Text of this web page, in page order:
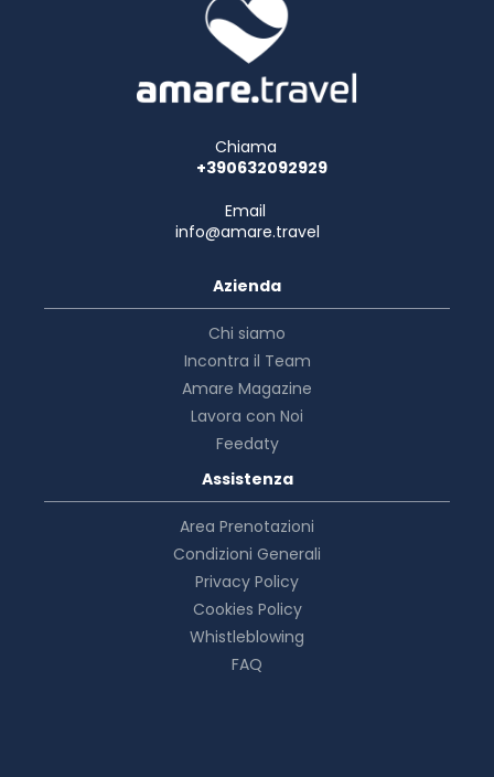
Chiama
+390632092929
Email
info@amare.travel
Azienda
Chi siamo
Incontra il Team
Amare Magazine
Lavora con Noi
Feedaty
Assistenza
Area Prenotazioni
Condizioni Generali
Privacy Policy
Cookies Policy
Whistleblowing
FAQ